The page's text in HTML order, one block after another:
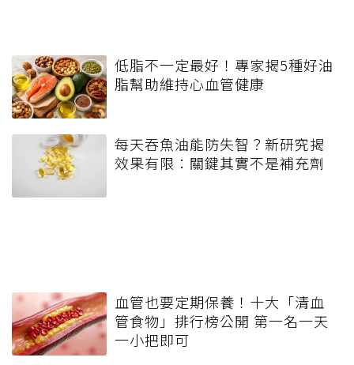
低脂不一定最好！專家揭5種好油
脂幫助維持心血管健康
每天吞魚油能防失智？新研究揭
效果有限：關鍵其實不是補充劑
血管也要定期保養！十大「清血
管食物」排行榜公開 第一名一天
一小把即可